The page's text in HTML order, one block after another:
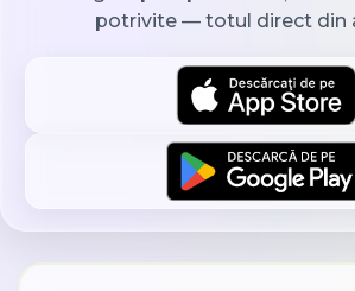
potrivite — totul direct din